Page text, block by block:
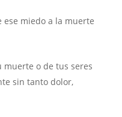
ese miedo a la muerte
o de tus seres
sin tanto dolor,